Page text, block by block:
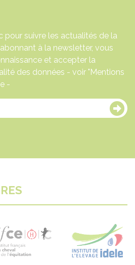
pour suivre les actualités de la
à la newsletter, vous
et accepter la
des données - voir "Mentions
-